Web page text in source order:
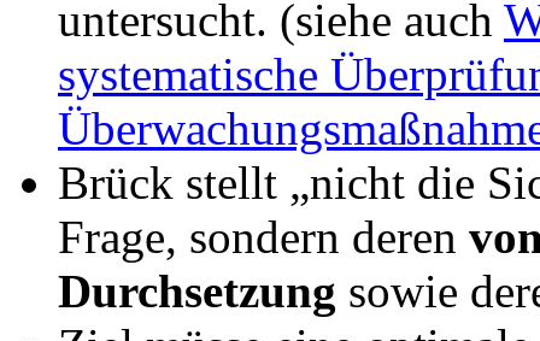
untersucht. (siehe auch
systematische
Brück stellt „nicht die
Frage, sondern deren
Durchsetzung sowie